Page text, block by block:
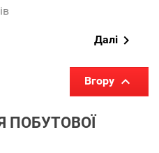
Далі 
Вгору 
ПОБУТОВОЇ